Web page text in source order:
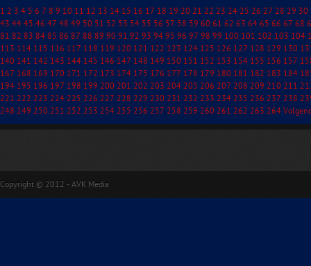
1 2 3 4 5 6 7 8 9 10 11 12 13 14 15 16 17 18 19 20 21 22 23 24 25 26 27 28 29 30
43 44 45 46 47 48 49 50 51 52 53 54 55 56 57 58 59 60 61 62 63 64 65 66 67 68
81 82 83 84 85 86 87 88 89 90 91 92 93 94 95 96 97 98 99 100 101 102 103 104
113 114 115 116 117 118 119 120 121 122 123 124 125 126 127 128 129 130
140 141 142 143 144 145 146 147 148 149 150 151 152 153 154 155 156 157
167 168 169 170 171 172 173 174 175 176 177 178 179 180 181 182 183 184
194 195 196 197 198 199 200 201 202 203 204 205 206 207 208 209 210 211
221 222 223 224 225 226 227 228 229 230 231 232 233 234 235 236 237 238
248 249 250 251 252 253 254 255 256 257 258 259 260 261 262 263 264
Copyright © 2012 - AVK Media